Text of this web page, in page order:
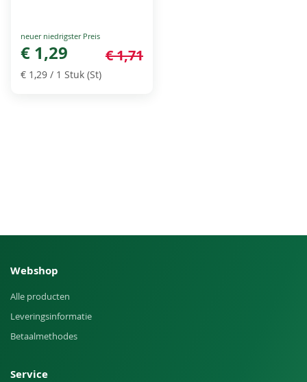
Special
Price
€ 1,29 € 1,71
€ 1,29 / 1 Stuk (St)
Webshop
Alle producten
Leveringsinformatie
Betaalmethodes
Service